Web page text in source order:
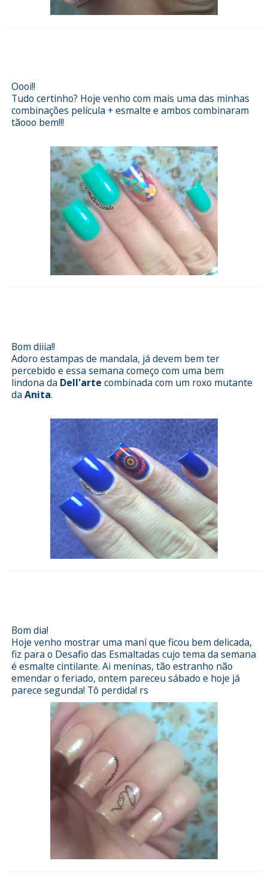
Oooi!!
Tudo certinho? Hoje venho com mais uma das minhas
combinações película + esmalte e ambos combinaram
tãooo bem!!!
Bom diiia!!
Adoro estampas de mandala, já devem bem ter
percebido e essa semana começo com uma bem
lindona da Dell'arte combinada com um roxo mutante
da Anita.
Bom dia!
Hoje venho mostrar uma mani que ficou bem delicada,
fiz para o Desafio das Esmaltadas cujo tema da semana
é esmalte cintilante. Ai meninas, tão estranho não
emendar o feriado, ontem pareceu sábado e hoje já
parece segunda! Tô perdida! rs